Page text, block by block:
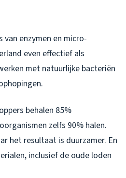
enzymen en micro-
even effectief als
met natuurlijke bacteriën
behalen 85%
zelfs 90% halen.
het resultaat is duurzamer. En
inclusief de oude loden